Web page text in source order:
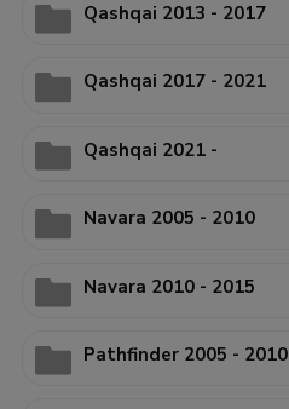
Qashqai 2013 - 2017
Qashqai 2017 - 2021
Qashqai 2021 -
Navara 2005 - 2010
Navara 2010 - 2015
Pathfinder 2005 - 2010